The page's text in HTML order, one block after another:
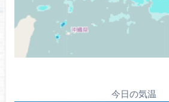
今日の気温